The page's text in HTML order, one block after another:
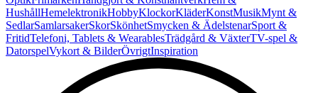
HushållHemelektronikHobbyKlockorKläderKonstMusikMynt &
SedlarSamlarsakerSkorSkönhetSmycken & ÄdelstenarSport &
FritidTelefoni, Tablets & WearablesTrädgård & VäxterTV-spel &
DatorspelVykort & BilderÖvrigtInspiration